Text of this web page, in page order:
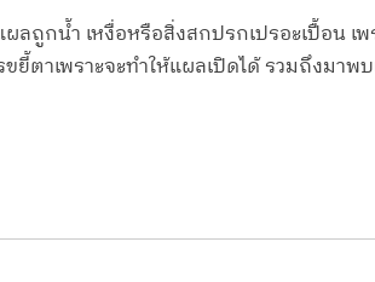
ถูกน้ำ เหงื่อหรือสิ่งสกปรกเปรอะเปื้อน เ
ตาเพราะจะทำให้แผลเปิดได้ รวมถึงมา